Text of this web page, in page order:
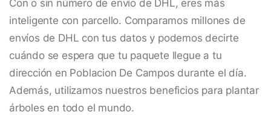
Con o sin número de envío de DHL, eres más
inteligente con parcello. Comparamos millones de
envíos de DHL con tus datos y podemos decirte
cuándo se espera que tu paquete llegue a tu
dirección en Poblacion De Campos durante el día.
Además, utilizamos nuestros beneficios para plantar
árboles en todo el mundo.